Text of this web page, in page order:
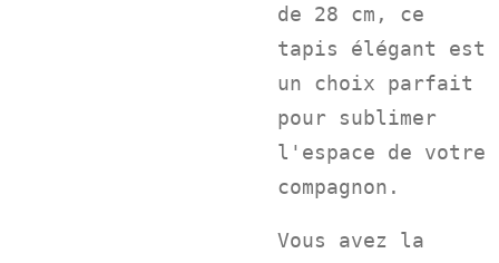
de 28 cm, ce
tapis élégant est
un choix parfait
pour sublimer
l'espace de votre
compagnon.
Vous avez la